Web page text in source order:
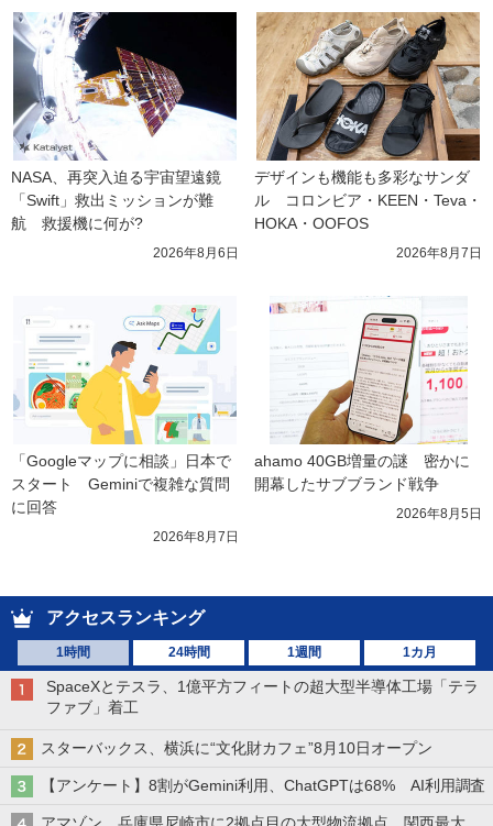
NASA、再突入迫る宇宙望遠鏡
「Swift」救出ミッションが難
航　救援機に何が?
2026年8月6日
デザインも機能も多彩なサンダ
ル　コロンビア・KEEN・Teva・
HOKA・OOFOS
2026年8月7日
「Googleマップに相談」日本で
スタート　Geminiで複雑な質問
に回答
2026年8月7日
ahamo 40GB増量の謎　密かに
開幕したサブブランド戦争
2026年8月5日
アクセスランキング
1時間 24時間 1週間 1カ月
SpaceXとテスラ、1億平方フィートの超大型半導体工場「テラ
ファブ」着工
スターバックス、横浜に“文化財カフェ”8月10日オープン
【アンケート】8割がGemini利用、ChatGPTは68% AI利用調査